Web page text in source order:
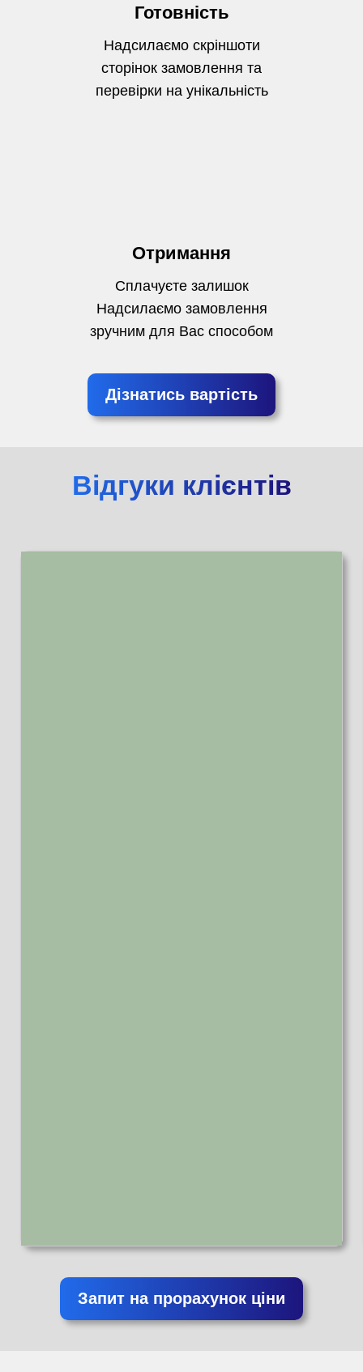
Готовність
Надсилаємо скріншоти
сторінок замовлення та
перевірки на унікальність
Отримання
Сплачуєте залишок
Надсилаємо замовлення
зручним для Вас способом
Дізнатись вартість
Відгуки клієнтів
Запит на прорахунок ціни